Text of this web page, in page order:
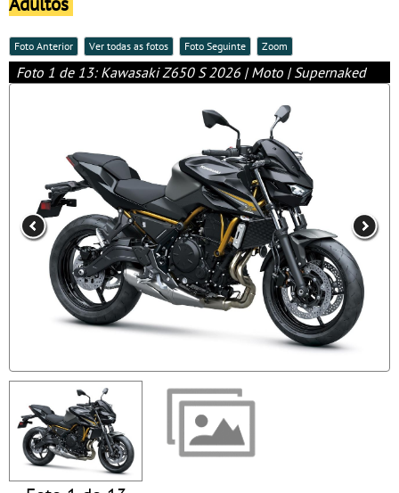
Foto Anterior Ver todas as fotos Foto Seguinte Zoom
Foto 1 de 13: Kawasaki Z650 S 2026 | Moto | Supernaked